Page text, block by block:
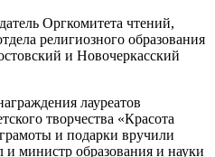
Оргкомитета чтений,
религиозного образования
и Новочеркасский
лауреатов
творчества «Красота
и подарки вручили
министр образования и науки